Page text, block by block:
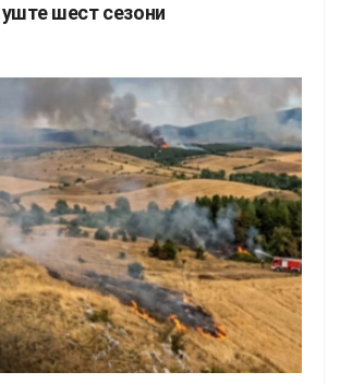
уште шест сезони